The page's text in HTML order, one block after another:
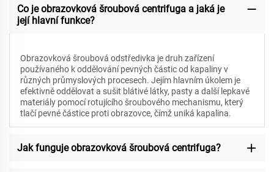
Co je obrazovková šroubová centrifuga a jaká je
její hlavní funkce?
Obrazovková šroubová odstředivka je druh zařízení
používaného k oddělování pevných částic od kapaliny v
různých průmyslových procesech. Jejím hlavním úkolem je
efektivně oddělovat a sušit blátivé látky, pasty a další lepkavé
materiály pomocí rotujícího šroubového mechanismu, který
tlačí pevné částice proti obrazovce, čímž uniká kapalina.
Jak funguje obrazovková šroubová centrifuga?